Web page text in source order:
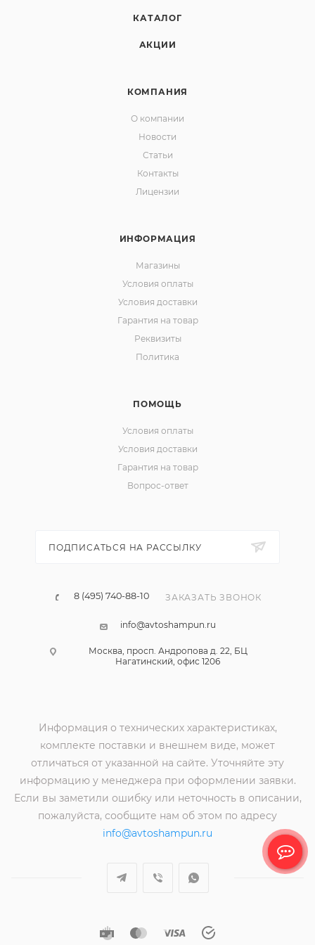
КАТАЛОГ
АКЦИИ
КОМПАНИЯ
О компании
Новости
Статьи
Контакты
Лицензии
ИНФОРМАЦИЯ
Магазины
Условия оплаты
Условия доставки
Гарантия на товар
Реквизиты
Политика
ПОМОЩЬ
Условия оплаты
Условия доставки
Гарантия на товар
Вопрос-ответ
ПОДПИСАТЬСЯ НА РАССЫЛКУ
8 (495) 740-88-10 ЗАКАЗАТЬ ЗВОНОК
info@avtoshampun.ru
Москва, просп. Андропова д. 22, БЦ
Нагатинский, офис 1206
Информация о технических характеристиках,
комплекте поставки и внешнем виде, может
отличаться от указанной на сайте. Уточняйте эту
информацию у менеджера при оформлении заявки.
Если вы заметили ошибку или неточность в описании,
пожалуйста, сообщите нам об этом по адресу
info@avtoshampun.ru